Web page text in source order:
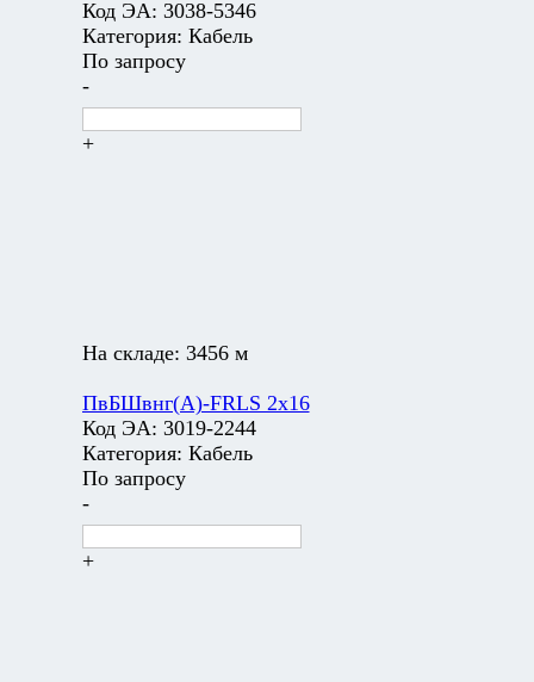
Код ЭА: 3038-5346
Категория: Кабель
По запросу
-
+
На складе: 3456 м
ПвБШвнг(А)-FRLS 2х16
Код ЭА: 3019-2244
Категория: Кабель
По запросу
-
+